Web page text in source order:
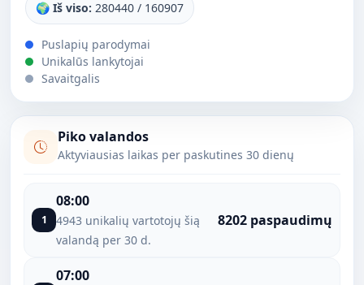
🌍 Iš viso: 280440 / 160907
Puslapių parodymai
Unikalūs lankytojai
Savaitgalis
Piko valandos
Aktyviausias laikas per paskutines 30 dienų
1
08:00
4943 unikalių vartotojų šią
valandą per 30 d.
8202 paspaudimų
07:00